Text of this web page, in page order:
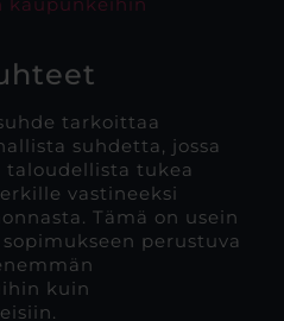
tarkoittaa
suhdetta, jossa
taloudellista tukea
vastineeksi
Tämä on usein
perustuva
kuin